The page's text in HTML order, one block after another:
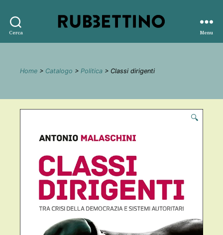
Cerca
editore
Menu
Home > Catalogo > Politica > Classi dirigenti
🔍